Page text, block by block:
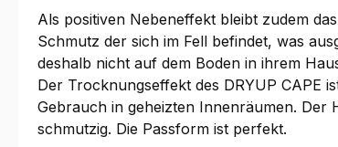
Als positiven Nebeneffekt bleibt zudem
Schmutz der sich im Fell befindet, was
deshalb nicht auf dem Boden in ihrem
Der Trocknungseffekt des DRYUP CAPE
Gebrauch in geheizten Innenräumen.
schmutzig. Die Passform ist perfekt.